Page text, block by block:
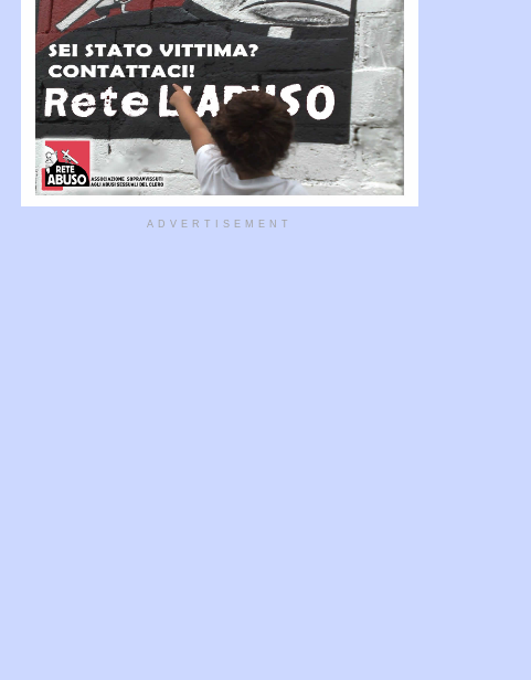
ADVERTISEMENT